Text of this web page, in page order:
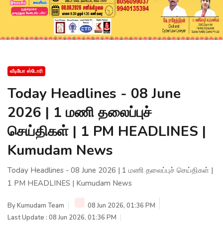
வீடியோ ஸ்டோரி
Today Headlines - 08 June
2026 | 1 மணி தலைப்புச்
செய்திகள் | 1 PM HEADLINES |
Kumudam News
Today Headlines - 08 June 2026 | 1 மணி தலைப்புச் செய்திகள் |
1 PM HEADLINES | Kumudam News
ByKumudam Team
08 Jun 2026, 01:36 PM
Last Update : 08 Jun 2026, 01:36 PM